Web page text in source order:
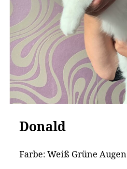
Donald
Farbe: Weiß Grüne Augen